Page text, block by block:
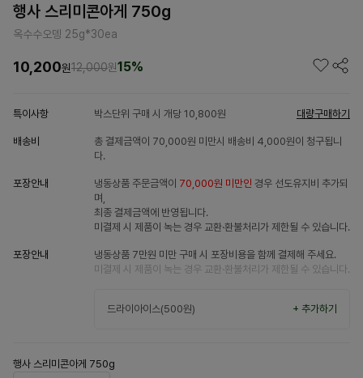
행사 스리미콘아게 750g
옥수수오뎅 25g*30ea
10,200원12,000원15%
특이사항 박스단위 구매 시 개당 10,800원 대량구매하기
배송비
총 결제금액이 70,000원 미만시 배송비 4,000원이 청구됩니
다.
포장안내 냉동상품 주문금액이 70,000원 미만인 경우 선도유지비 추가되
며,
최종 결제금액에 반영됩니다.
미결제 시 제품이 녹는 경우 교환·환불처리가 제한될 수 있습니다.
포장안내
냉동상품 7만원 미만 구매 시 포장비용을 함께 결제해 주세요.
미결제 시 제품이 녹는 경우 교환·환불처리가 제한될 수 있습니다.
드라이아이스(500원) + 추가하기
행사 스리미콘아게 750g